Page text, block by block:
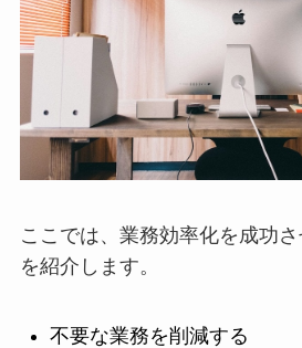
ここでは、業務効率化を成功
を紹介します。
不要な業務を削減する